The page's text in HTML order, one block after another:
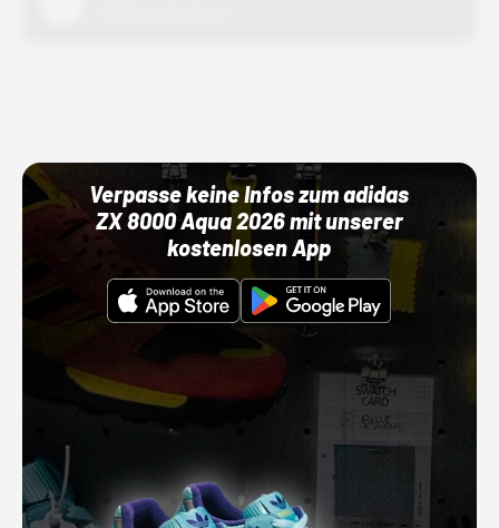
Verpasse keine Infos zum adidas
ZX 8000 Aqua 2026 mit unserer
kostenlosen App